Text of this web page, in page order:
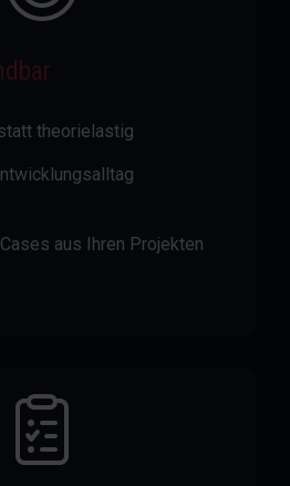
theorielastig
aus Ihren Projekten